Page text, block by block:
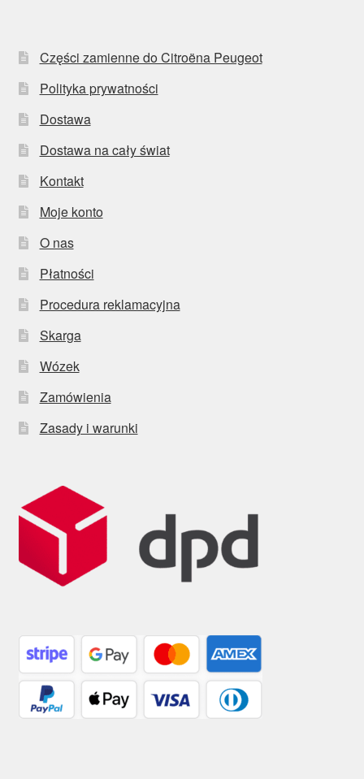
Części zamienne do Citroëna Peugeot
Polityka prywatności
Dostawa
Dostawa na cały świat
Kontakt
Moje konto
O nas
Płatności
Procedura reklamacyjna
Skarga
Wózek
Zamówienia
Zasady i warunki